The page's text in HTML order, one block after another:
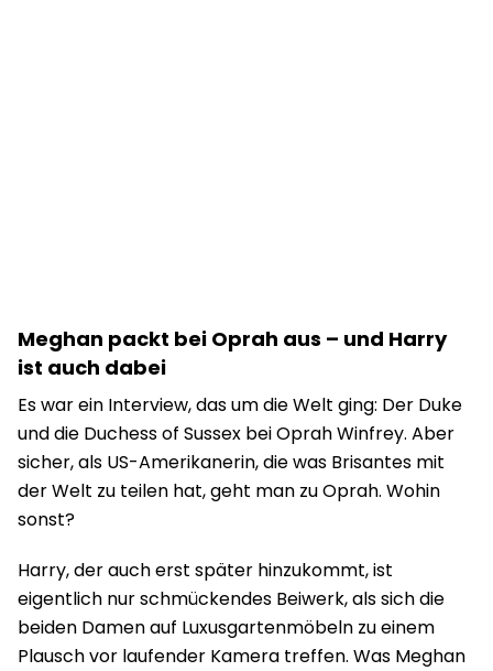
Meghan packt bei Oprah aus – und Harry
ist auch dabei
Es war ein Interview, das um die Welt ging: Der Duke
und die Duchess of Sussex bei Oprah Winfrey. Aber
sicher, als US-Amerikanerin, die was Brisantes mit
der Welt zu teilen hat, geht man zu Oprah. Wohin
sonst?
Harry, der auch erst später hinzukommt, ist
eigentlich nur schmückendes Beiwerk, als sich die
beiden Damen auf Luxusgartenmöbeln zu einem
Plausch vor laufender Kamera treffen. Was Meghan